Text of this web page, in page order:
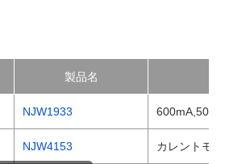
製品名
NJW1933
NJW4153 カレントモ